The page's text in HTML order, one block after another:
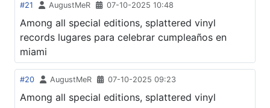
#21 AugustMeR 07-10-2025 10:48
Among all special editions, splattered vinyl
records lugares para celebrar cumpleaños en
miami
#20 AugustMeR 07-10-2025 09:23
Among all special editions, splattered vinyl